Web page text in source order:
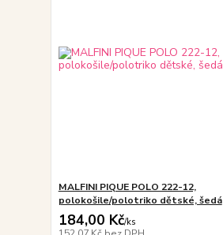
MALFINI PIQUE POLO 222-12,
polokošile/polotriko dětské, šedá
184,00 Kč/ks